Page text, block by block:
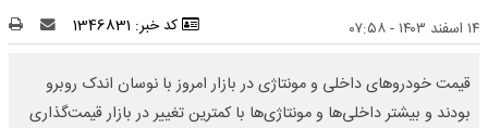
۱۴ اسفند ۱۴۰۳ - ۰۷:۵۸ کد خبر: 1346831
قیمت خودروهای داخلی و مونتاژی در بازار امروز با نوسان اندک روبرو
بودند و بیشتر داخلی‌ها و مونتاژی‌ها با کمترین تغییر در بازار قیمت‌گذاری